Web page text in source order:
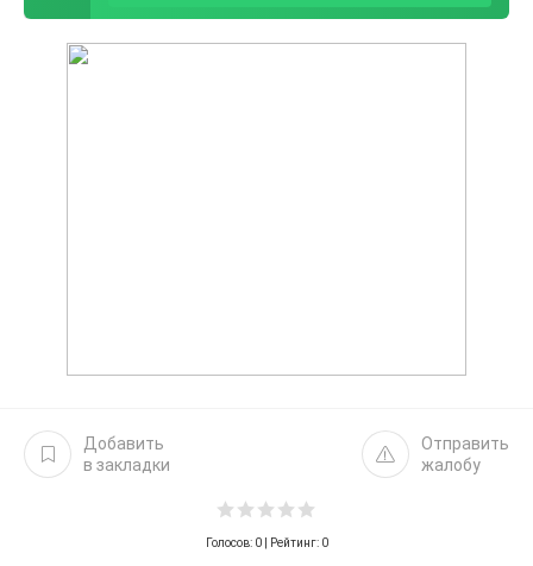
Добавить
в закладки
Отправить
жалобу
Голосов: 0| Рейтинг: 0